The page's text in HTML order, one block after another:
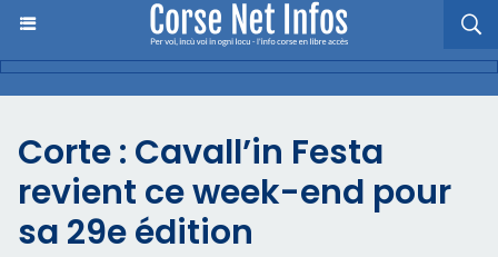
Corte : Cavall’in Festa
revient ce week-end pour
sa 29e édition